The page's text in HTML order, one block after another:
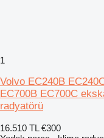
1
Volvo EC240B
EC700B EC700C
radyatörü
16.510 TL €300